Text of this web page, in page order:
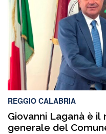
motocicletta.Nel sinistro
REGGIO CALABRIA
Giovanni Laganà è
generale del